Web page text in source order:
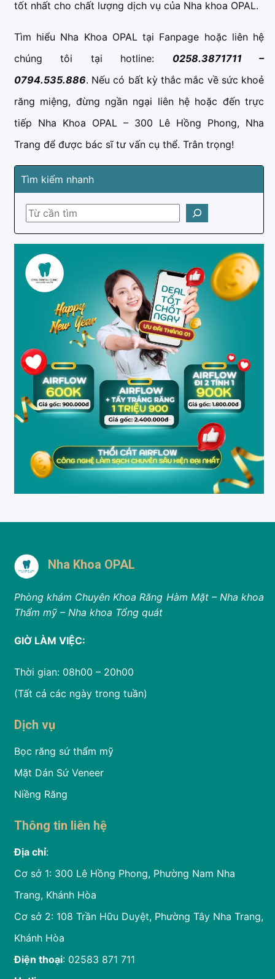
tốt nhất cho chất lượng dịch vụ của Nha khoa OPAL.
Tìm hiểu Nha Khoa OPAL tại Fanpage hoặc liên hệ
chúng tôi tại hotline: 0258.3871711 –
0794.535.886. Nếu có bất kỳ thắc mắc về sức khoẻ
răng miệng, đừng ngần ngại liên hệ hoặc đến trực
tiếp Nha Khoa OPAL – 300 Lê Hồng Phong, Nha
Trang để được bác sĩ tư vấn cụ thể. Trân trọng!
Tìm kiếm nhanh
Nha Khoa OPAL
Phòng khám Chuyên Khoa Răng Hàm Mặt – Nha khoa
Thẩm mỹ – Nha khoa Tổng quát
GIỜ LÀM VIỆC:
Thời gian: 08h00 – 20h00
(Tất cả các ngày trong tuần)
Dịch vụ
Bọc răng sứ thẩm mỹ
Mặt Dán Sứ Veneer
Niềng Răng
Thông tin liên hệ
Địa chỉ:
Cơ sở 1: 300 Lê Hồng Phong, Phường Nam Nha
Trang, Khánh Hòa
Cơ sở 2: 108 Trần Hữu Duyệt, Phường Tây Nha Trang,
Khánh Hòa
Điện thoại: 02583 871 711